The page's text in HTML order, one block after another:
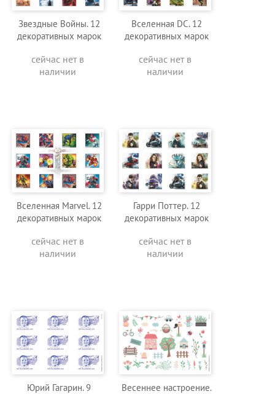
Звездные Войны. 12
декоративных марок
сейчас нет в
наличии
Вселенная DC. 12
декоративных марок
сейчас нет в
наличии
Вселенная Marvel. 12
декоративных марок
сейчас нет в
наличии
Гарри Поттер. 12
декоративных марок
сейчас нет в
наличии
Юрий Гагарин. 9
Весеннее настроение.